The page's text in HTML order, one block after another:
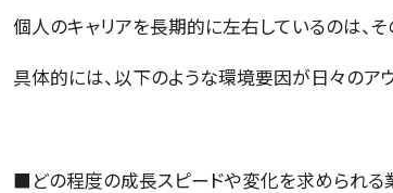
個人のキャリアを長期的に左右しているのは、
具体的には、以下のような環境要因が日々のア
■どの程度の成長スピードや変化を求められる